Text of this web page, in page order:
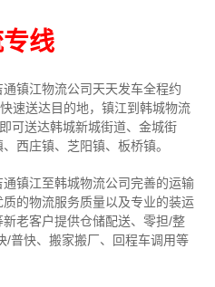
线
通镇江物流公司天天发车全程约
速送达目的地，镇江到韩城物流
可送达韩城新城街道、金城街
西庄镇、芝阳镇、板桥镇。
镇江至韩城物流公司完善的运输
的物流服务质量以及专业的装运
老客户提供仓储配送、零担/整
/普快、搬家搬厂、回程车调用等